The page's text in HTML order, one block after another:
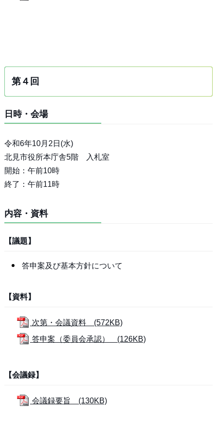
第４回
日時・会場
令和6年10月2日(水)
北見市役所本庁舎5階 入札室
開始：午前10時
終了：午前11時
内容・資料
【議題】
答申案及び基本方針について
【資料】
次第・会議資料 (572KB)
答申案（委員会承認） (126KB)
【会議録】
会議録要旨 (130KB)